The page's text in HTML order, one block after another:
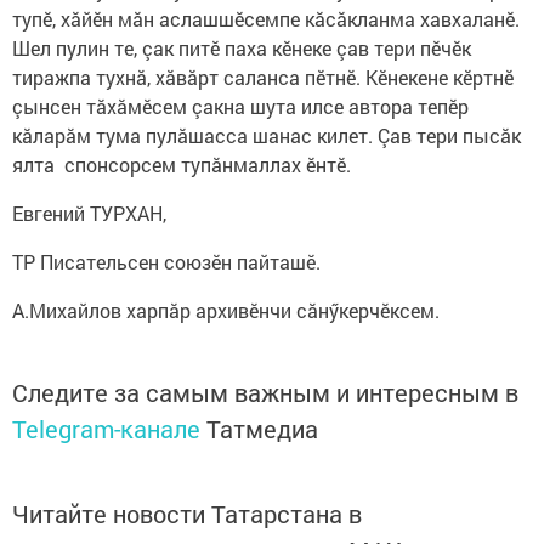
тупӗ, хăйӗн мăн аслашшӗсемпе кăсăкланма хавхаланӗ.
Шел пулин те, çак питӗ паха кӗнеке çав тери пӗчӗк
тиражпа тухнă, хăвăрт саланса пӗтнӗ. Кӗнекене кӗртнӗ
çынсен тăхăмӗсем çакна шута илсе автора тепӗр
кăларăм тума пулăшасса шанас килет. Çав тери пысăк
ялта спонсорсем тупăнмаллах ӗнтӗ.
Евгений ТУРХАН,
ТР Писательсен союзӗн пайташӗ.
А.Михайлов харпăр архивӗнчи сăнӳкерчӗксем.
Следите за самым важным и интересным в
Telegram-канале Татмедиа
Читайте новости Татарстана в